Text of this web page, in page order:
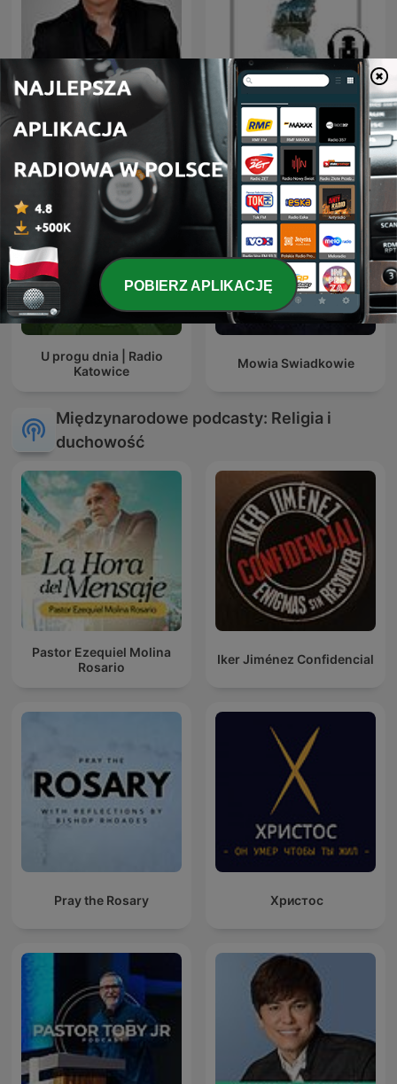
Dante Gebel Live
Biblia, Bóg, Wiara i
Chrześcijaństwo
U progu dnia | Radio
Katowice
Mowia Swiadkowie
Międzynarodowe podcasty: Religia i
duchowość
Pastor Ezequiel Molina
Rosario
Iker Jiménez Confidencial
Pray the Rosary Христос
POBIERZ APLIKACJĘ